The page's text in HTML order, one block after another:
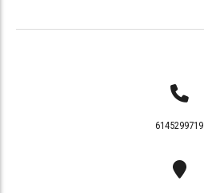
6145299719